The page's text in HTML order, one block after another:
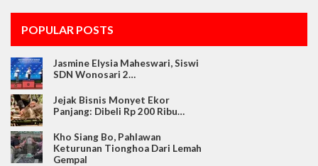
POPULAR POSTS
Jasmine Elysia Maheswari, Siswi
SDN Wonosari 2…
Jejak Bisnis Monyet Ekor
Panjang: Dibeli Rp 200 Ribu…
Kho Siang Bo, Pahlawan
Keturunan Tionghoa Dari Lemah
Gempal